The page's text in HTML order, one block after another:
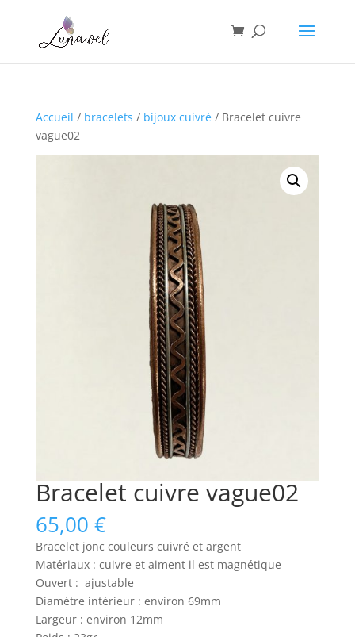
Accueil / bracelets / bijoux cuivré/ Bracelet cuivre
vague02
Bracelet cuivre vague02
65,00 €
Bracelet jonc couleurs cuivré et argent
Matériaux : cuivre et aiment il est magnétique
Ouvert : ajustable
Diamètre intérieur : environ 69mm
Largeur : environ 12mm